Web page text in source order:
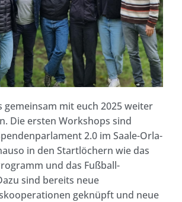
gemeinsam mit euch 2025 weiter
Die ersten Workshops sind
2.0 im Saale-Orla-
in den Startlöchern wie das
und das Fußball-
sind bereits neue
geknüpft und neue